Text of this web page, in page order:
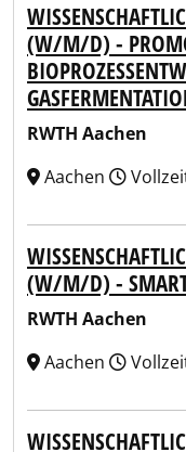
(W/M/D) -
RWTH Aachen
Aachen
(W/M/D) -
RWTH Aachen
Aachen